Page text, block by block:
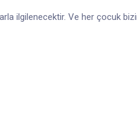
ilgilenecektir. Ve her çocuk